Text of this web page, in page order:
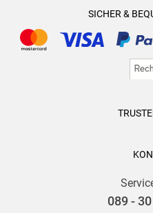
SICHER &
089 -